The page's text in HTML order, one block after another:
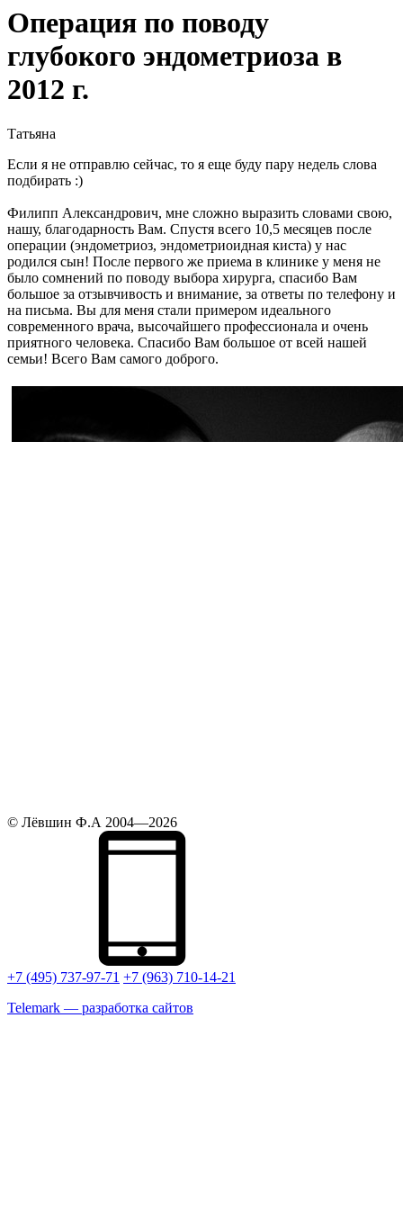
Операция по поводу
глубокого эндометриоза в
2012 г.
Татьяна
Если я не отправлю сейчас, то я еще буду пару недель слова
подбирать :)
Филипп Александрович, мне сложно выразить словами свою,
нашу, благодарность Вам. Спустя всего 10,5 месяцев после
операции (эндометриоз, эндометриоидная киста) у нас
родился сын! После первого же приема в клинике у меня не
было сомнений по поводу выбора хирурга, спасибо Вам
большое за отзывчивость и внимание, за ответы по телефону и
на письма. Вы для меня стали примером идеального
современного врача, высочайшего профессионала и очень
приятного человека. Спасибо Вам большое от всей нашей
семьи! Всего Вам самого доброго.
© Лёвшин Ф.А 2004—2026
+7 (495) 737-97-71 +7 (963) 710-14-21
Telemark — разработка сайтов